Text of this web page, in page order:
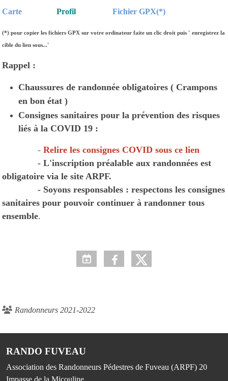
Carte Profil Fichier GPX(*)
(*) pour copier les fichiers GPX sur votre ordinateur faite un clic droit puis ' enregistrez la
cible du lien sous...'
Rappel :
Chaussures de randonnée obligatoires ( Crampons
en bon état )
Consignes sanitaires pour la prévention des risques
liés à la COVID 19 :
- Relire les consignes COVID sous ce lien
- L'inscription préalable aux randonnées est
obligatoire via le site ARPF.
- Soyons responsables : respectons les consignes
sanitaires pour pouvoir continuer à randonner tous
ensemble.
Randonneurs 2021-2022
RANDO FUVEAU
Association des Randonneurs Pédestres de Fuveau (ARPF) 20
Impasse de la Micouline